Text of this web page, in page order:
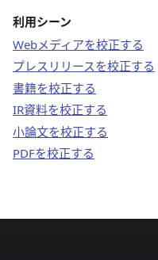
利用シーン
Webメディアを校正する
プレスリリースを校正する
書籍を校正する
IR資料を校正する
小論文を校正する
PDFを校正する